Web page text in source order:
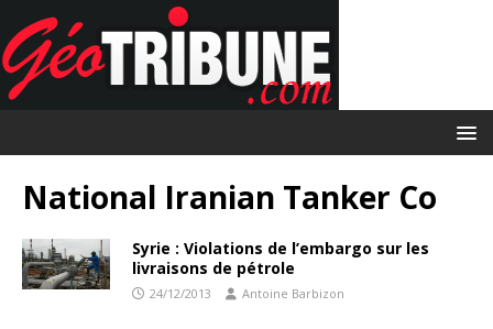
National Iranian Tanker Co
Syrie : Violations de l’embargo sur les
livraisons de pétrole
24/12/2013 Antoine Barbizon